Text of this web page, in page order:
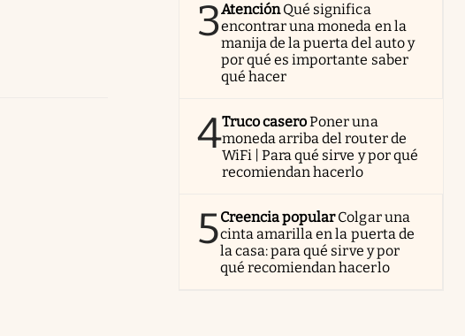
3AtenciónQué significa
encontrar una moneda en la
manija de la puerta del auto y
por qué es importante saber
qué hacer
4Truco caseroPoner una
moneda arriba del router de
WiFi | Para qué sirve y por qué
recomiendan hacerlo
5Creencia popularColgar una
cinta amarilla en la puerta de
la casa: para qué sirve y por
qué recomiendan hacerlo